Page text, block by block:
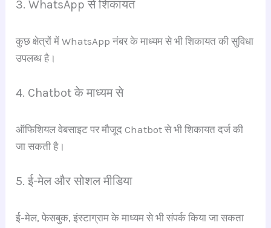
3. WhatsApp से शिकायत
कुछ क्षेत्रों में WhatsApp नंबर के माध्यम से भी शिकायत की सुविधा
उपलब्ध है।
4. Chatbot के माध्यम से
ऑफिशियल वेबसाइट पर मौजूद Chatbot से भी शिकायत दर्ज की
जा सकती है।
5. ई-मेल और सोशल मीडिया
ई-मेल, फेसबुक, इंस्टाग्राम के माध्यम से भी संपर्क किया जा सकता